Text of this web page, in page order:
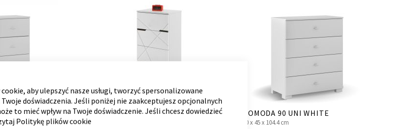
aby ulepszyć nasze usługi, tworzyć spersonalizowane
doświadczenia. Jeśli poniżej nie zaakceptujesz opcjonalnych
to mieć wpływ na Twoje doświadczenie. Jeśli chcesz dowiedzieć
Politykę plików cookie
WHITE KOMODA 55 X WHITE KOMODA 90 UNI WHITE
90 x 45 x 104.4 cm